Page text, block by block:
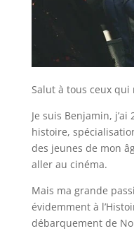
Salut à tous ceux
Je suis Benjamin,
histoire,
des jeunes de mon
aller au cinéma.
Mais ma grande
évidemment à
débarquement de